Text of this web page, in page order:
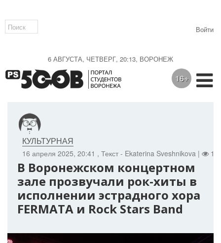
6 АВГУСТА, ЧЕТВЕРГ, 20:13, ВОРОНЕЖ
Войти
16+
16 апреля 2025, 20:41 , Текст - Ekaterina Sveshnikova |
КУЛЬТУРНАЯ
В Воронежском концертном
зале прозвучали рок-хиты в
исполнении эстрадного хора
FERMATA и Rock Stars Band